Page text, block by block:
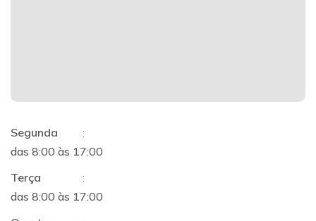
Segunda
:
das 8:00 às 17:00
Terça
:
das 8:00 às 17:00